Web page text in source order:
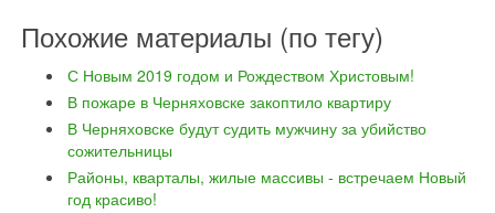
Похожие материалы (по тегу)
С Новым 2019 годом и Рождеством Христовым!
В пожаре в Черняховске закоптило квартиру
В Черняховске будут судить мужчину за убийство
сожительницы
Районы, кварталы, жилые массивы - встречаем Новый
год красиво!